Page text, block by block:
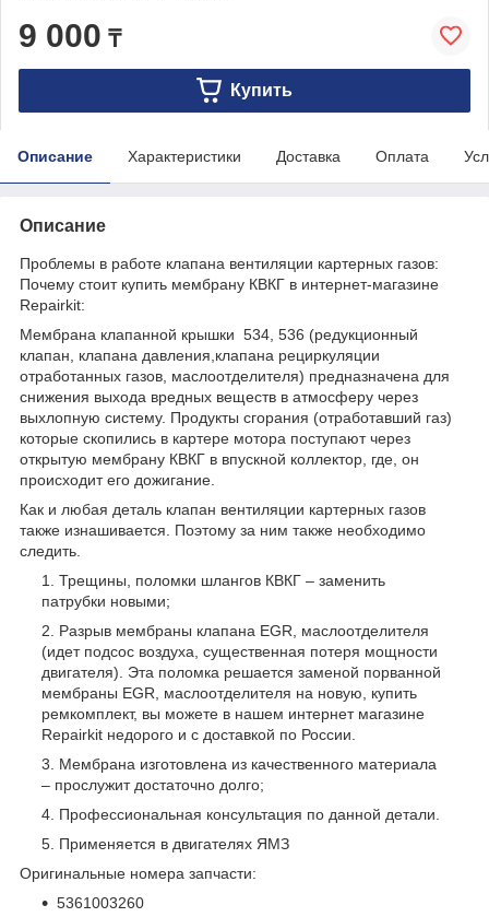
9 000 ₸
Купить
Описание Характеристики Доставка Оплата
Описание
Проблемы в работе клапана вентиляции картерных газов:
Почему стоит купить мембрану КВКГ в интернет-магазине
Repairkit:
Мембрана клапанной крышки 534, 536 (редукционный
клапан, клапана давления,клапана рециркуляции
отработанных газов, маслоотделителя) предназначена для
снижения выхода вредных веществ в атмосферу через
выхлопную систему. Продукты сгорания (отработавший газ)
которые скопились в картере мотора поступают через
открытую мембрану КВКГ в впускной коллектор, где, он
происходит его дожигание.
Как и любая деталь клапан вентиляции картерных газов
также изнашивается. Поэтому за ним также необходимо
следить.
Трещины, поломки шлангов КВКГ – заменить
патрубки новыми;
Разрыв мембраны клапана EGR, маслоотделителя
(идет подсос воздуха, существенная потеря мощности
двигателя). Эта поломка решается заменой порванной
мембраны EGR, маслоотделителя на новую, купить
ремкомплект, вы можете в нашем интернет магазине
Repairkit недорого и с доставкой по России.
Мембрана изготовлена из качественного материала
– прослужит достаточно долго;
Профессиональная консультация по данной детали.
Применяется в двигателях ЯМЗ
Оригинальные номера запчасти:
5361003260